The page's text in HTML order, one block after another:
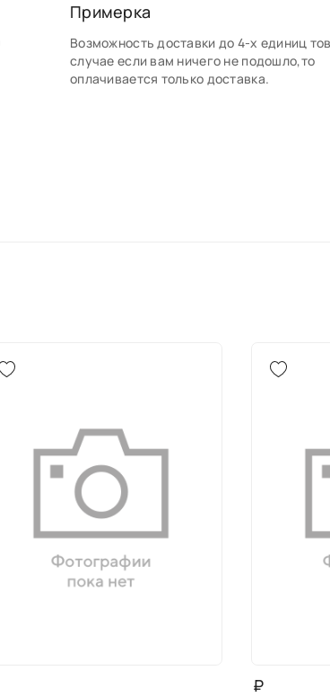
Примерка
Возможность доставки до 4-х единиц
случае если вам ничего не подошло,то
оплачивается только доставка.
₽